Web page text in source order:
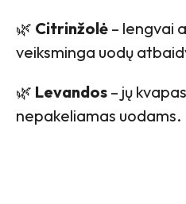
🌿 Citrinžolė – lengvai
veiksminga uodų
🌿 Levandos – jų
nepakeliamas uodams.